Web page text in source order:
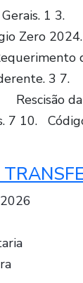
1 3.
Zero
3
Rescisão
7 10.